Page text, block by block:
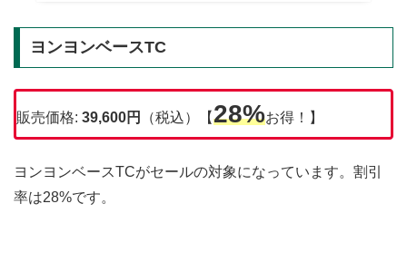
ヨンヨンベースTC
販売価格: 39,600円 （税込）【28%お得！】
ヨンヨンベースTCがセールの対象になっています。割引
率は28%です。